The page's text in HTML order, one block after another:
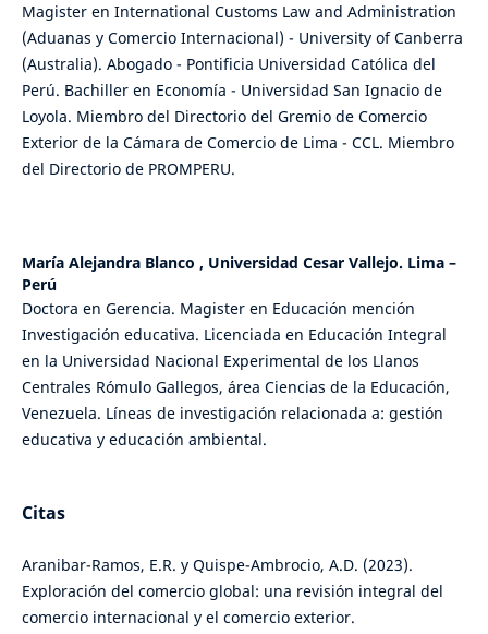
Magister en International Customs Law and Administration
(Aduanas y Comercio Internacional) - University of Canberra
(Australia). Abogado - Pontificia Universidad Católica del
Perú. Bachiller en Economía - Universidad San Ignacio de
Loyola. Miembro del Directorio del Gremio de Comercio
Exterior de la Cámara de Comercio de Lima - CCL. Miembro
del Directorio de PROMPERU.
María Alejandra Blanco , Universidad Cesar Vallejo. Lima –
Perú
Doctora en Gerencia. Magister en Educación mención
Investigación educativa. Licenciada en Educación Integral
en la Universidad Nacional Experimental de los Llanos
Centrales Rómulo Gallegos, área Ciencias de la Educación,
Venezuela. Líneas de investigación relacionada a: gestión
educativa y educación ambiental.
Citas
Aranibar-Ramos, E.R. y Quispe-Ambrocio, A.D. (2023).
Exploración del comercio global: una revisión integral del
comercio internacional y el comercio exterior.